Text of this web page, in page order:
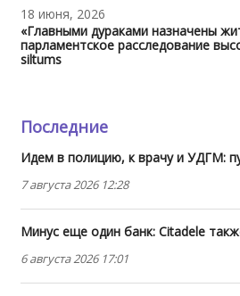
18 июня, 2026
«Главными дураками назначены
парламентское расследование
siltums
Последние
Идем в полицию, к врачу и УДГМ:
7 августа 2026 12:28
Минус еще один банк: Citadele
6 августа 2026 17:01